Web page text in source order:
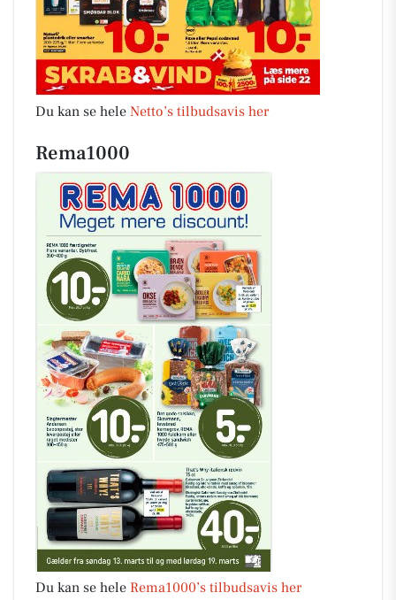
Du kan se hele Netto’s tilbudsavis her
Rema1000
Du kan se hele Rema1000’s tilbudsavis her